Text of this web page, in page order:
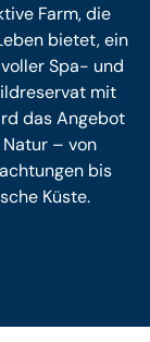
Farm, die
bietet, ein
Spa- und
mit
das Angebot
– von
bis
Küste.